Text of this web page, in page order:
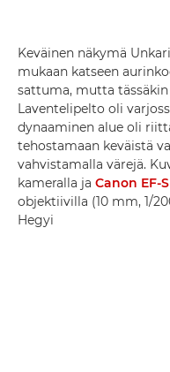
Keväinen näkymä
mukaan katseen
sattuma, mutta
Laventelipelto oli
dynaaminen alue oli
tehostamaan keväistä
vahvistamalla värejä.
kameralla ja Canon EF-
objektiivilla (10 mm, 1/
Hegyi